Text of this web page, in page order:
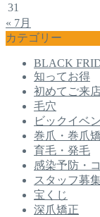
31
« 7月
カテゴリー
BLACK
知ってお得
初めてご来
毛穴
ビックイベ
巻爪・巻爪
育毛・発毛
感染予防・
スタッフ募
宝くじ
深爪矯正